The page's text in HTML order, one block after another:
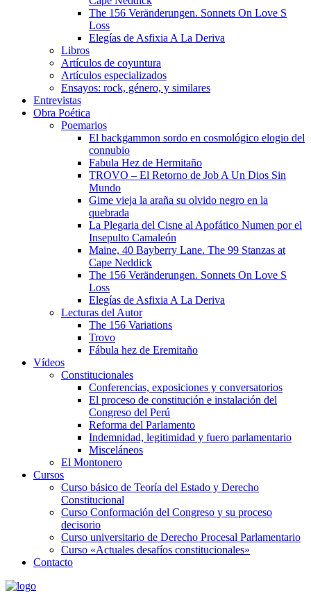
The 156 Veränderungen. Sonnets On Love S
Loss
Elegías de Asfixia A La Deriva
Libros
Artículos de coyuntura
Artículos especializados
Ensayos: rock, género, y similares
Entrevistas
Obra Poética
Poemarios
El backgammon sordo en cosmológico elogio del
connubio
Fabula Hez de Hermitaño
TROVO – El Retorno de Job A Un Dios Sin
Mundo
Gime vieja la araña su olvido negro en la
quebrada
La Plegaria del Cisne al Apofático Numen por el
Insepulto Camaleón
Maine, 40 Bayberry Lane. The 99 Stanzas at
Cape Neddick
The 156 Veränderungen. Sonnets On Love S
Loss
Elegías de Asfixia A La Deriva
Lecturas del Autor
The 156 Variations
Trovo
Fábula hez de Eremitaño
Vídeos
Constitucionales
Conferencias, exposiciones y conversatorios
El proceso de constitución e instalación del
Congreso del Perú
Reforma del Parlamento
Indemnidad, legitimidad y fuero parlamentario
Misceláneos
El Montonero
Cursos
Curso básico de Teoría del Estado y Derecho
Constitucional
Curso Conformación del Congreso y su proceso
decisorio
Curso universitario de Derecho Procesal Parlamentario
Curso «Actuales desafíos constitucionales»
Contacto